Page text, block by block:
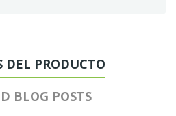
DEL PRODUCTO
BLOG POSTS